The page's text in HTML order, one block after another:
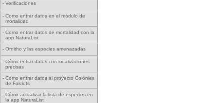
- Verificaciones
- Como entrar datos en el módulo de
mortalidad
- Como entrar datos de mortalidad con la
app NaturaList
- Ornitho y las especies amenazadas
- Cómo entrar datos con localizaciones
precisas
- Cómo entrar datos al proyecto Colònies
de Falciots
- Cómo actualizar la lista de especies en
la app NaturaList